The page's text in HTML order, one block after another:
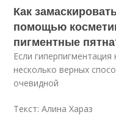
Как
помощью
пигментные
Если
несколько верных
очевидной
Текст: Алина Хараз